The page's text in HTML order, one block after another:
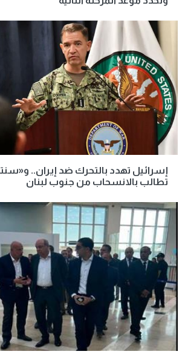
إسرائيل تهدد بالتحرك ضد إيران..
تطالب بالانسحاب من جنوب لبنان